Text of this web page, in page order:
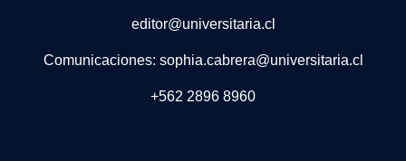
editor@universitaria.cl
Comunicaciones: sophia.cabrera@universitaria.cl
+562 2896 8960